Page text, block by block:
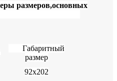
размеров,основных
Габаритный
размер
92х202